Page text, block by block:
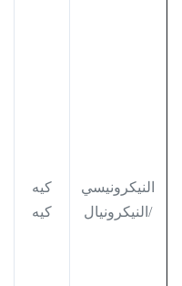
النيكرونيسي
/النيكرونيال
كيه
كيه